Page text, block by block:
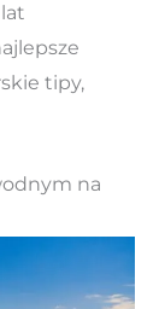
tipy,
na